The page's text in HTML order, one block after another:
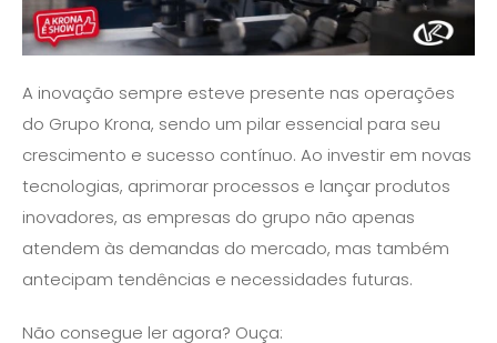
A inovação sempre esteve presente nas operações
do Grupo Krona, sendo um pilar essencial para seu
crescimento e sucesso contínuo. Ao investir em novas
tecnologias, aprimorar processos e lançar produtos
inovadores, as empresas do grupo não apenas
atendem às demandas do mercado, mas também
antecipam tendências e necessidades futuras.
Não consegue ler agora? Ouça: